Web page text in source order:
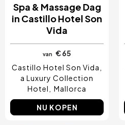
Spa & Massage Dag
in Castillo Hotel Son
Vida
van
€ 65
Castillo Hotel Son Vida,
a Luxury Collection
Hotel
Mallorca
NU KOPEN